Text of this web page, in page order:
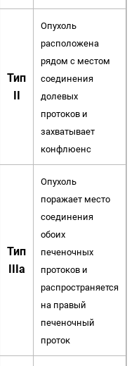
Тип
II
Опухоль
расположена
рядом с местом
соединения
долевых
протоков и
захватывает
конфлюенс
Тип
IIIa
Опухоль
поражает место
соединения
обоих
печеночных
протоков и
распространяется
на правый
печеночный
проток